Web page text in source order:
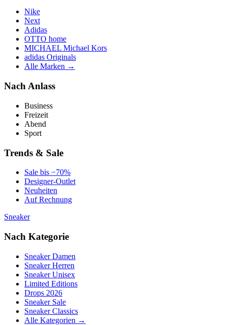
Nike
Next
Adidas
OTTO home
MICHAEL Michael Kors
adidas Originals
Alle Marken →
Nach Anlass
Business
Freizeit
Abend
Sport
Trends & Sale
Sale bis −70%
Designer-Outlet
Neuheiten
Auf Rechnung
Sneaker
Nach Kategorie
Sneaker Damen
Sneaker Herren
Sneaker Unisex
Limited Editions
Drops 2026
Sneaker Sale
Sneaker Classics
Alle Kategorien →